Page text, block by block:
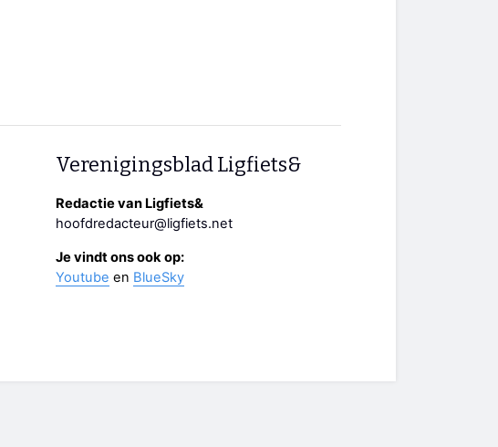
Verenigingsblad Ligfiets&
Redactie van Ligfiets&
hoofdredacteur@ligfiets.net
Je vindt ons ook op:
Youtube en BlueSky